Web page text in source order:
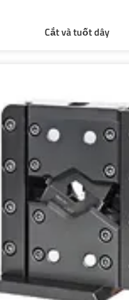
Cắt và tuốt dây